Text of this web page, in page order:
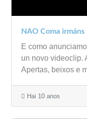
NAO Coma irmáns
E como
un novo videoclip.
Apertas, beixos e
Hai 10 anos